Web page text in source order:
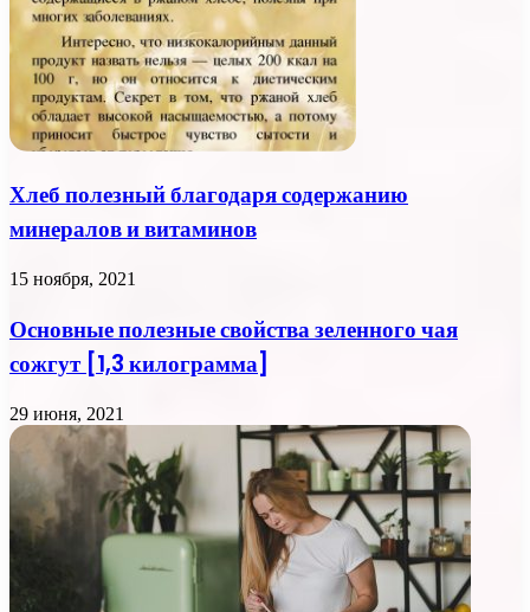
Хлеб полезный благодаря содержанию
минералов и витаминов
15 ноября, 2021
Основные полезные свойства зеленного чая
сожгут [1,3 килограмма]
29 июня, 2021